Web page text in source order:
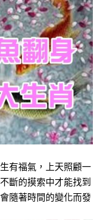
有福氣，上天照顧一
斷的摸索中才能找到
隨著時間的變化而發